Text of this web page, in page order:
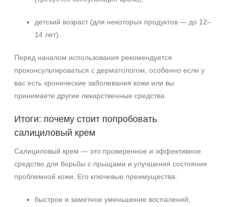
детский возраст (для некоторых продуктов — до 12–
14 лет).
Перед началом использования рекомендуется
проконсультироваться с дерматологом, особенно если у
вас есть хронические заболевания кожи или вы
принимаете другие лекарственные средства.
Итоги: почему стоит попробовать
салициловый крем
Салициловый крем — это проверенное и эффективное
средство для борьбы с прыщами и улучшения состояния
проблемной кожи. Его ключевые преимущества:
быстрое и заметное уменьшение воспалений;